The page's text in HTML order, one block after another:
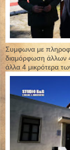
Συμφωνα με
διαμόρφωση άλλων
άλλα 4 μικρότερα